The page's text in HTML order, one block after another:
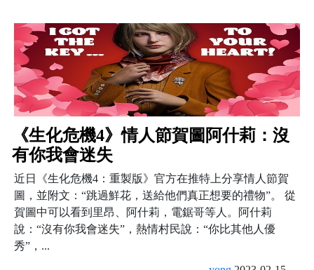
《生化危機4》情人節賀圖阿什莉：沒
有你我會迷失
近日《生化危機4：重製版》官方在推特上分享情人節賀
圖，並附文：“跳過鮮花，送給他們真正想要的禮物”。 從
賀圖中可以看到里昂、阿什莉，電鋸哥等人。阿什莉
說：“沒有你我會迷失”，熱情村民說：“你比其他人優
秀”，...